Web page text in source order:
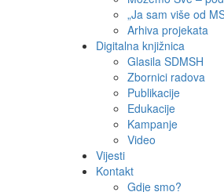
„Ja sam više od
Arhiva projekata
Digitalna knjižnica
Glasila SDMSH
Zbornici radova
Publikacije
Edukacije
Kampanje
Video
Vijesti
Kontakt
Gdje smo?